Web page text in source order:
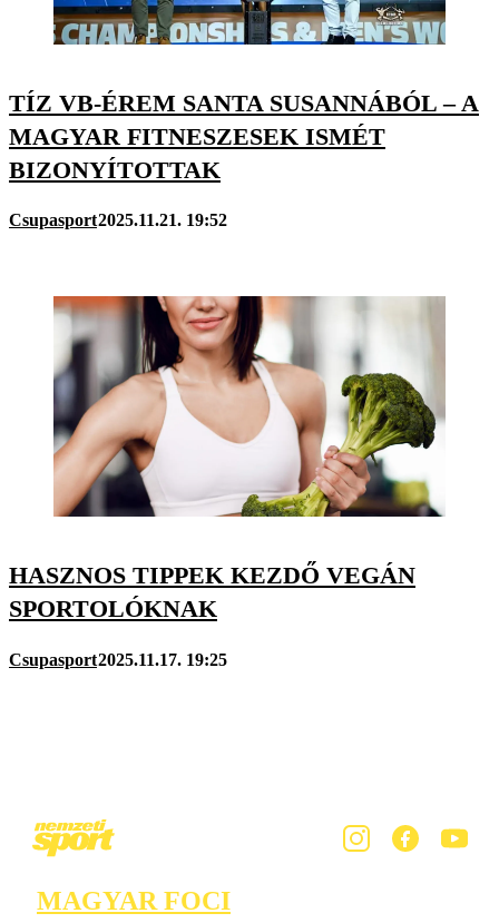
TÍZ VB-ÉREM SANTA SUSANNÁBÓL – A
MAGYAR FITNESZESEK ISMÉT
BIZONYÍTOTTAK
Csupasport2025.11.21. 19:52
HASZNOS TIPPEK KEZDŐ VEGÁN
SPORTOLÓKNAK
Csupasport2025.11.17. 19:25
MAGYAR FOCI